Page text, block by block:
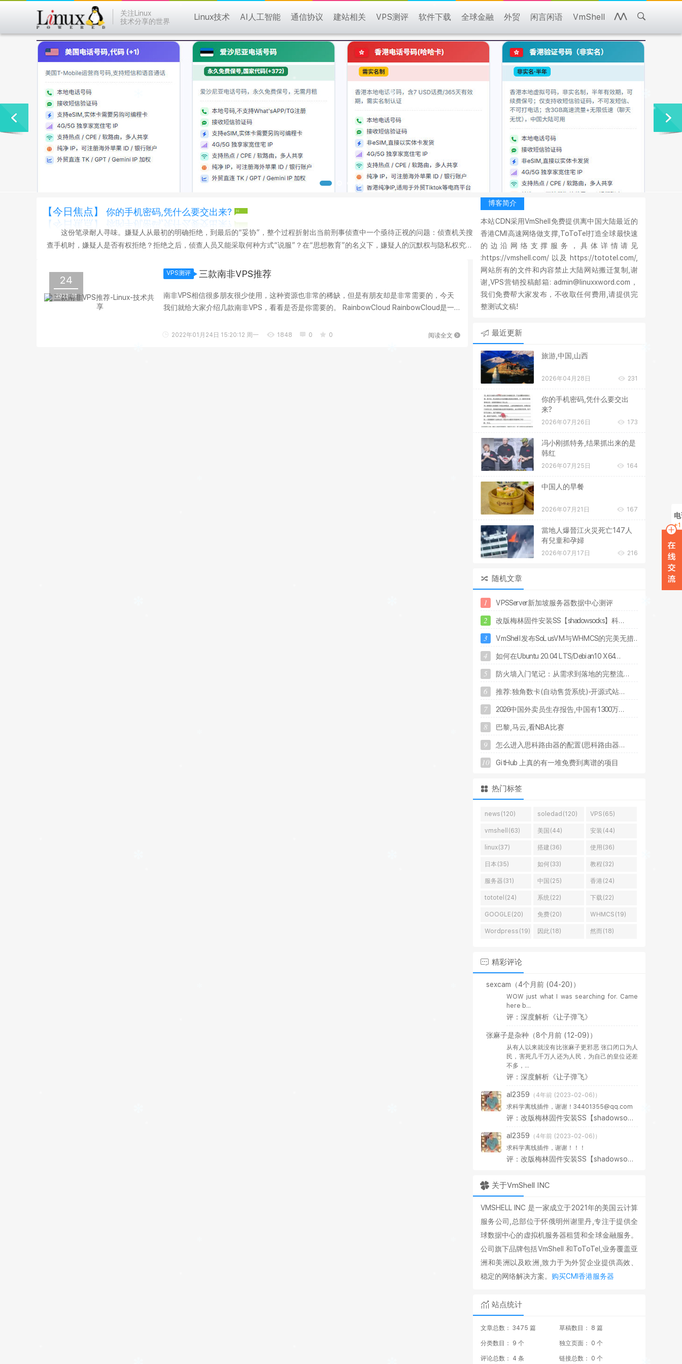
关注Linux
技术分享的世界
Linux技术 AI人工智能 通信协议 建站相关 VPS测评 软件下载 全球金融 外贸 闲言闲语 VmShell
【今日焦点】 你的手机密码,凭什么要交出来?
这份笔录耐人寻味。嫌疑人从最初的明确拒绝，到最后的“妥协”，整个过程折射出当前刑事侦查中一个亟待正视的问题：侦查机关搜
查手机时，嫌疑人是否有权拒绝？拒绝之后，侦查人员又能采取何种方式“说服”？在“思想教育”的名义下，嫌疑人的沉默权与隐私权究竟
24
2022-01
VPS测评 三款南非VPS推荐
南非VPS相信很多朋友很少使用，这种资源也非常的稀缺，但是有朋友却是非常需要的，今天
我们就给大家介绍几款南非VPS，看看是否是你需要的。 RainbowCloud RainbowCloud是一
阅读全文
2022年01月24日 15:20:12 周一 1848 0 0
博客简介
本站CDN采用VmShell免费提供离中国大陆最近的
香港CMI高速网络做支撑,ToToTel打造全球最快速
的边沿网络支撑服务，具体详情请见
:https://vmshell.com/ 以及 https://tototel.com/,
网站所有的文件和内容禁止大陆网站搬迁复制,谢
谢,VPS营销投稿邮箱: admin@linuxxword.com，
我们免费帮大家发布，不收取任何费用,请提供完
整测试文稿!
最近更新
旅游,中国,山西
2026年04月28日 231
你的手机密码,凭什么要交出
来?
2026年07月26日 173
冯小刚抓特务,结果抓出来的是
韩红
2026年07月25日 164
中国人的早餐
2026年07月21日 167
當地人爆晉江火災死亡147人
有兒童和孕婦
2026年07月17日 216
随机文章
1 VPSServer新加坡服务器数据中心测评
2 改版梅林固件安装SS 【shadowsocks】 科...
3 VmShel 发布SoLusVM与WH MCS的完美无措..
4 如何在Ubuntu 20.04 LTS/Debian10 X64...
5 防火墙入 门笔记 ： 从需求到 落地的完整流...
6 推荐:独角数卡(自动售货系统)-开源式站...
7 2026中 国外卖员生存报告 中 国有1 300万...
8 巴黎 马云 看N BA比赛
9 怎么进入 思科路由器的配置(思科路由器...
10 GitHub 上真的有一堆免费到 离谱的项目
热门标签
news(120) soledad(120) VPS(65)
vmshell(63) 美国(44) 安装(44)
linux(37) 搭建(36) 使用(36)
日本(35) 如何(33) 教程(32)
服务器(31) 中国(25) 香港(24)
tototel(24) 系统(22) 下载(22)
GOOGLE(20) 免费(20) WHMCS(19)
Wordpress(19) 因此(18) 然而(18)
精彩评论
sexcam （4个月前 (04-20)）
WOW just what I was searching for. Came
here b...
评：深度解析《让子弹飞》
张麻子是杂种 （8个月前 (12-09)）
从有人以来就没有比张麻子更邪恶 张口闭口为人
民，害死几千万人还为人民，为自己的皇位还差
不多，...
评：深度解析《让子弹飞》
al2359 （4年前 (2023-02-06)）
求科学离线插件，谢谢！34401355@qq.com
评：改版梅林固件安装SS【shadowsocks】科学上网插件教程
al2359 （4年前 (2023-02-06)）
求科学离线插件，谢谢！！！
评：改版梅林固件安装SS【shadowsocks】科学上网插件教程
关于VmShell INC
VMSHELL INC 是一家成立于2021年的美国云计算
服务公司,总部位于怀俄明州谢里丹,专注于提供全
球数据中心的虚拟机服务器租赁和全球金融服务。
公司旗下品牌包括VmShell 和ToToTel,业务覆盖亚
洲和美洲以及欧洲,致力于为外贸企业提供高效、
稳定的网络解决方案。 购买CMI香港服务器
站点统计
文章总数： 3475 篇 草稿数目： 8 篇
分类数目： 9 个 独立页面： 0 个
评论总数： 4 条 链接总数： 0 个